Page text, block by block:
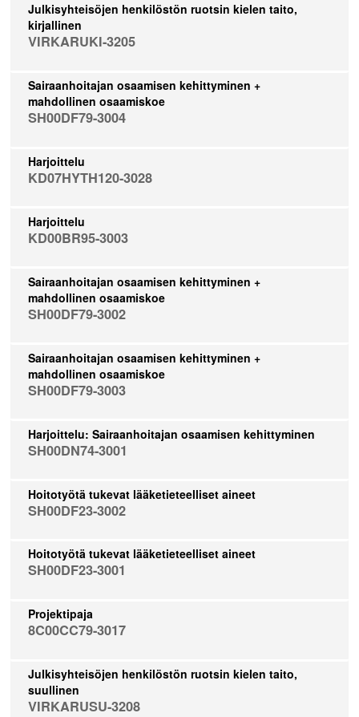
Julkisyhteisöjen henkilöstön ruotsin kielen taito,
kirjallinen
VIRKARUKI-3205
Sairaanhoitajan osaamisen kehittyminen +
mahdollinen osaamiskoe
SH00DF79-3004
Harjoittelu
KD07HYTH120-3028
Harjoittelu
KD00BR95-3003
Sairaanhoitajan osaamisen kehittyminen +
mahdollinen osaamiskoe
SH00DF79-3002
Sairaanhoitajan osaamisen kehittyminen +
mahdollinen osaamiskoe
SH00DF79-3003
Harjoittelu: Sairaanhoitajan osaamisen kehittyminen
SH00DN74-3001
Hoitotyötä tukevat lääketieteelliset aineet
SH00DF23-3002
Hoitotyötä tukevat lääketieteelliset aineet
SH00DF23-3001
Projektipaja
8C00CC79-3017
Julkisyhteisöjen henkilöstön ruotsin kielen taito,
suullinen
VIRKARUSU-3208